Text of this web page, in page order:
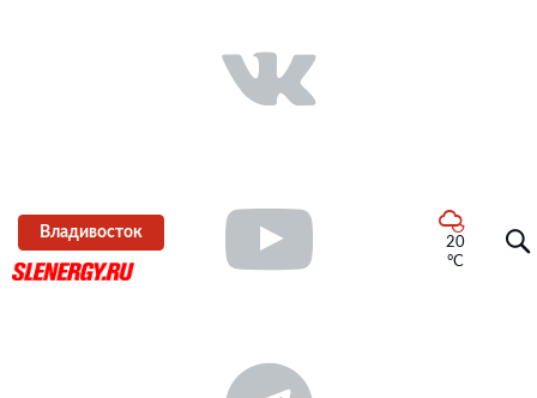
Владивосток
20
°C